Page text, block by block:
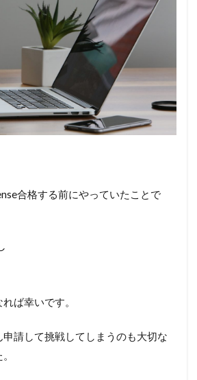
合格する前にやっていたことで
ば幸いです。
請して挑戦してしまうのも大切な